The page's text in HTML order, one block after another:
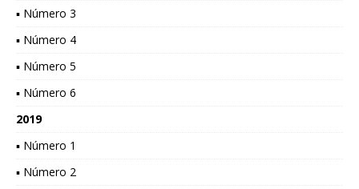
▪ Número 3
▪ Número 4
▪ Número 5
▪ Número 6
2019
▪ Número 1
▪ Número 2